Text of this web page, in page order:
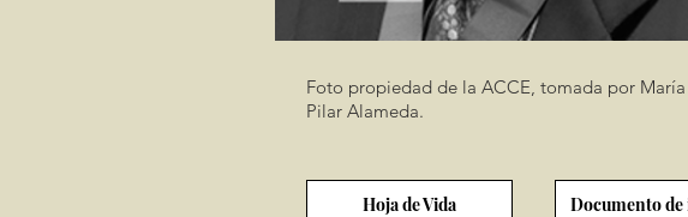
Foto propiedad de la ACCE, tomada por
Pilar Alameda.
Hoja de Vida Documento